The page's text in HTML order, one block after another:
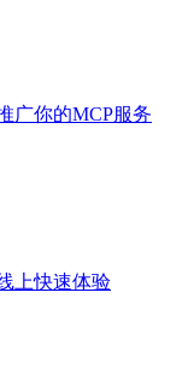
广你的MCP服务
上快速体验